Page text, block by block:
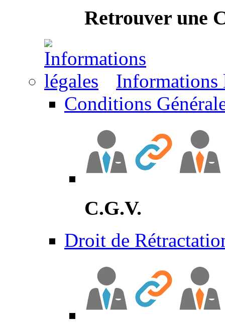
Retrouver une
Informations
Conditions
C.G.V.
Droit de